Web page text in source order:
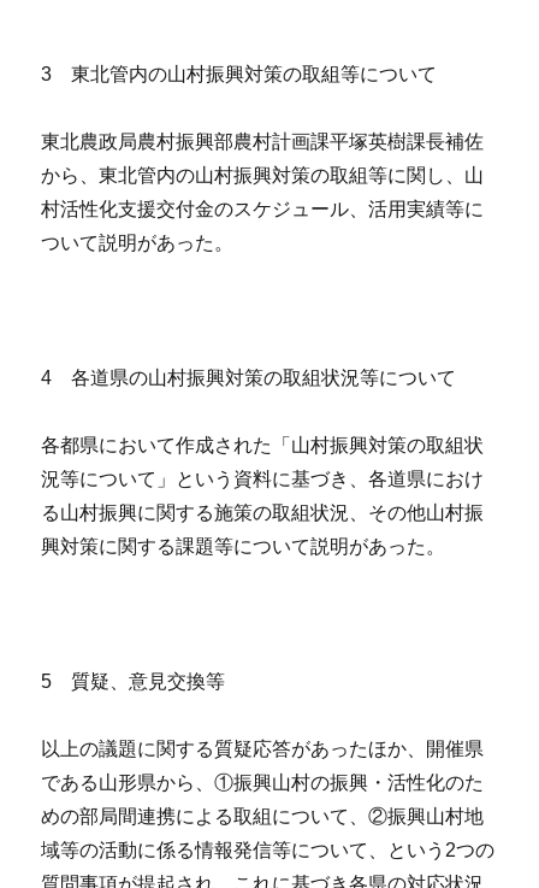
3 東北管内の山村振興対策の取組等について
東北農政局農村振興部農村計画課平塚英樹課長補佐
から、東北管内の山村振興対策の取組等に関し、山
村活性化支援交付金のスケジュール、活用実績等に
ついて説明があった。
4 各道県の山村振興対策の取組状況等について
各都県において作成された「山村振興対策の取組状
況等について」という資料に基づき、各道県におけ
る山村振興に関する施策の取組状況、その他山村振
興対策に関する課題等について説明があった。
5 質疑、意見交換等
以上の議題に関する質疑応答があったほか、開催県
である山形県から、①振興山村の振興・活性化のた
めの部局間連携による取組について、②振興山村地
域等の活動に係る情報発信等について、という2つの